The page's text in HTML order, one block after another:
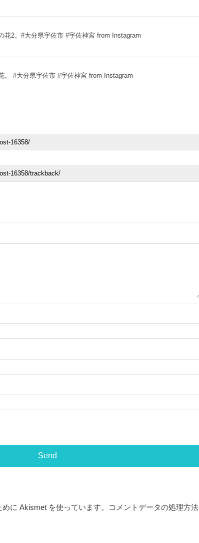
花2。#大分県宇佐市 #宇佐神宮 from Instagram
。 #大分県宇佐市 #宇佐神宮 from Instagram
に Akismet を使っています。
コメントデータの処理方法